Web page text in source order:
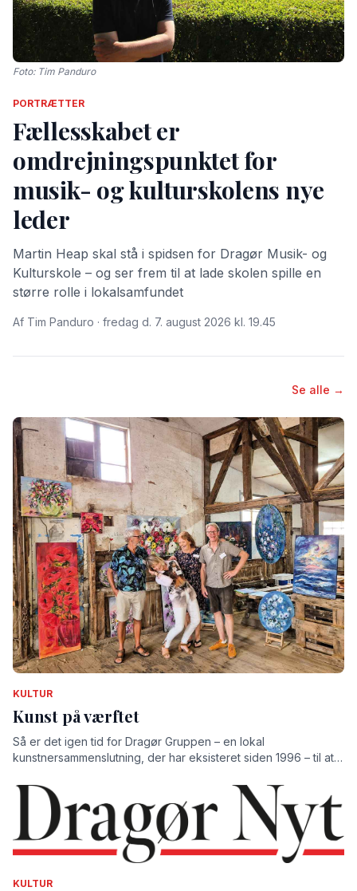
Foto: Tim Panduro
PORTRÆTTER
Fællesskabet er
omdrejningspunktet for
musik- og kulturskolens nye
leder
Martin Heap skal stå i spidsen for Dragør Musik- og
Kulturskole – og ser frem til at lade skolen spille en
større rolle i lokalsamfundet
Af Tim Panduro · fredag d. 7. august 2026 kl. 19.45
Se alle →
KULTUR
Kunst på værftet
Så er det igen tid for Dragør Gruppen – en lokal
kunstnersammenslutning, der har eksisteret siden 1996 – til at
KULTUR